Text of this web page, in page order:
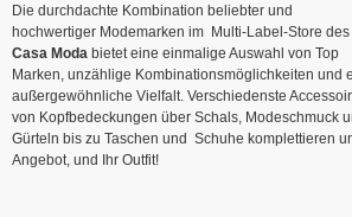
Die durchdachte Kombination beliebter und
hochwertiger Modemarken im Multi-Label-Store des
Casa Moda bietet eine einmalige Auswahl von Top
Marken, unzählige Kombinationsmöglichkeiten und
außergewöhnliche Vielfalt. Verschiedenste
von Kopfbedeckungen über Schals, Modeschmuck
Gürteln bis zu Taschen und Schuhe komplettieren
Angebot, und Ihr Outfit!